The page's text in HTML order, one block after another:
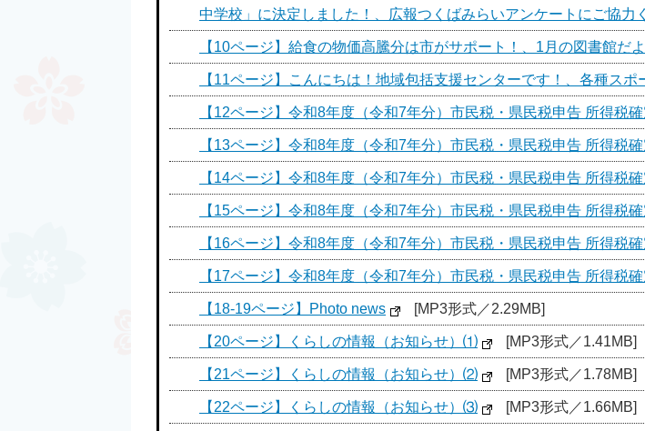
中学校」に決定しました！、広報つくばみらいアンケートにご協力
【10ページ】給食の物価高騰分は市がサポート！、1月の図書館だ
【11ページ】こんにちは！地域包括支援センターです！、各種ス
【12ページ】令和8年度（令和7年分）市民税・県民税申告 所得税
【13ページ】令和8年度（令和7年分）市民税・県民税申告 所得税
【14ページ】令和8年度（令和7年分）市民税・県民税申告 所得税
【15ページ】令和8年度（令和7年分）市民税・県民税申告 所得税
【16ページ】令和8年度（令和7年分）市民税・県民税申告 所得税
【17ページ】令和8年度（令和7年分）市民税・県民税申告 所得税
【18-19ページ】Photo news [MP3形式／2.29MB]
【20ページ】くらしの情報（お知らせ）⑴ [MP3形式／1.41MB]
【21ページ】くらしの情報（お知らせ）⑵ [MP3形式／1.78MB]
【22ページ】くらしの情報（お知らせ）⑶ [MP3形式／1.66MB]